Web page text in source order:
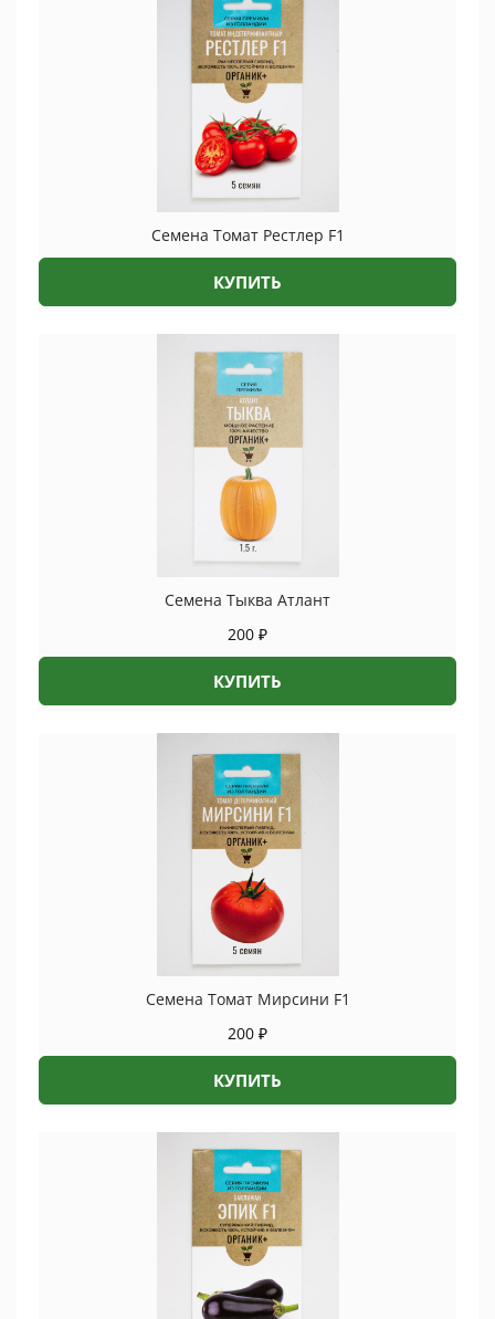
Семена Томат Рестлер F1
КУПИТЬ
Семена Тыква Атлант
200 ₽
КУПИТЬ
Семена Томат Мирсини F1
200 ₽
КУПИТЬ